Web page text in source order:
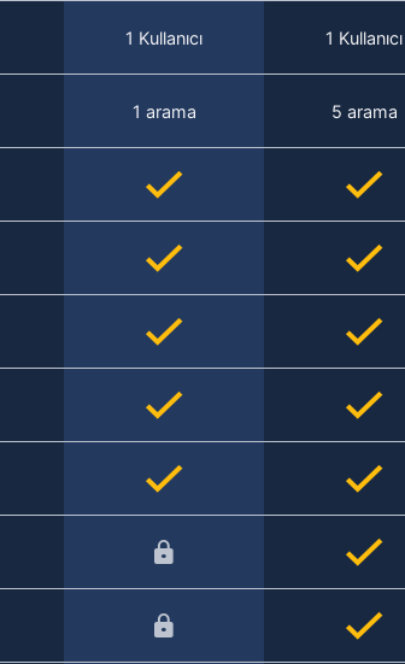
1 Kullanıcı 1 Kullanıcı
1 arama 5 arama